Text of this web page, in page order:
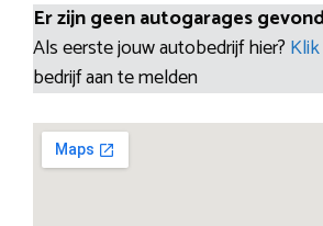
Er zijn geen autogarages
Als eerste jouw autobedrijf hier?
bedrijf aan te melden